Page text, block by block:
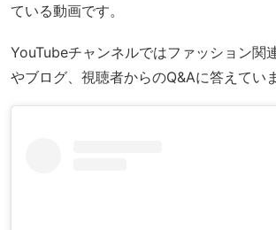
ている動画です。
YouTubeチャンネルではファッション関
やブログ、視聴者からのQ&Aに答えていま